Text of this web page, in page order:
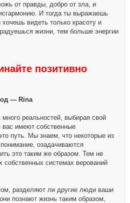
от правды, добро от зла, и
И тогда ты выражаешь
видеть только красоту и
жизни, тем больше энергии
позитивно
— Rina
реальностей, выбирая свой
вас имеют собственные
путь. Мы знаем, что некоторые из
озадачиваются
это таким же образом. Тем не
собственных системах верований
разделяют ли другие люди ваши
познают жизнь таким образом,